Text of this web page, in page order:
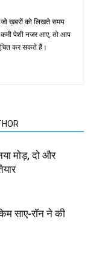
ख़बरों को लिखते समय
कमी पेशी नजर आए, तो आप
कर सकते हैं।
मोड़, दो और
साए-रॉन ने की